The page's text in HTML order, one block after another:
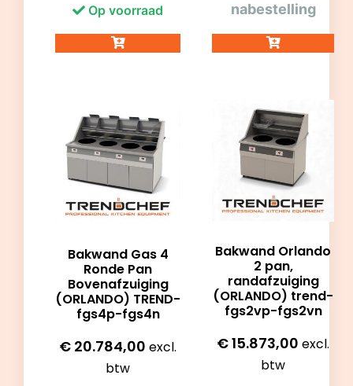
Op voorraad
nabestelling
Bakwand Gas 4
Ronde Pan
Bovenafzuiging
(ORLANDO) TREND-
fgs4p-fgs4n
€ 20.784,00 excl.
btw
Bakwand Orlando
2 pan,
randafzuiging
(ORLANDO) trend-
fgs2vp-fgs2vn
€15.873,00 excl.
btw